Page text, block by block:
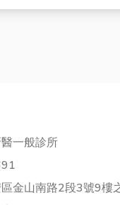
一般診所
金山南路2段3號9樓